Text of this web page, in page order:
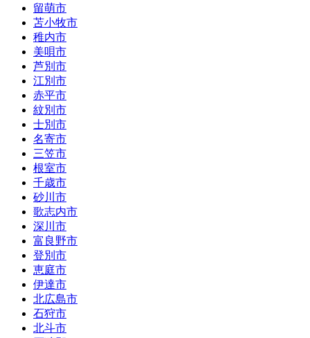
留萌市
苫小牧市
稚内市
美唄市
芦別市
江別市
赤平市
紋別市
士別市
名寄市
三笠市
根室市
千歳市
砂川市
歌志内市
深川市
富良野市
登別市
恵庭市
伊達市
北広島市
石狩市
北斗市